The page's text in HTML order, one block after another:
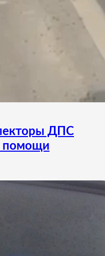
ДПС
помощи